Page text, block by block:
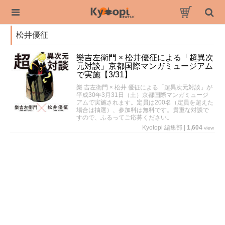
松井優征
樂吉左衛門 × 松井優征による「超異次
元対談」京都国際マンガミュージアム
で実施【3/31】
樂 吉左衛門 × 松井 優征による「超異次元対談」が
平成30年3月31日（土）京都国際マンガミュージ
アムで実施されます。定員は200名（定員を超えた
場合は抽選）、参加料は無料です。貴重な対談で
すので、ふるってご応募ください。
Kyotopi 編集部
1,604 view